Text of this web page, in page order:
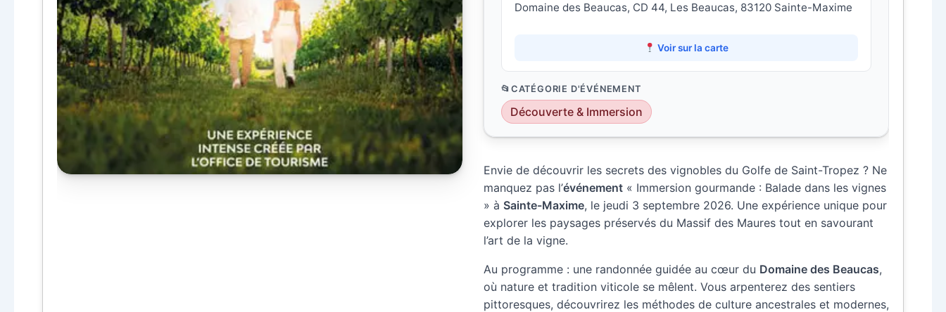
Domaine des Beaucas, CD 44, Les Beaucas, 83120 Sainte-Maxime
Voir sur la carte
CATÉGORIE D'ÉVÉNEMENT
Découverte & Immersion
Envie de découvrir les secrets des vignobles du Golfe de Saint-Tropez ? Ne
manquez pas l’événement « Immersion gourmande : Balade dans les vignes
» à Sainte-Maxime, le jeudi 3 septembre 2026. Une expérience unique pour
explorer les paysages préservés du Massif des Maures tout en savourant
l’art de la vigne.
Au programme : une randonnée guidée au cœur du Domaine des Beaucas,
où nature et tradition viticole se mêlent. Vous arpenterez des sentiers
pittoresques, découvrirez les méthodes de culture ancestrales et modernes,